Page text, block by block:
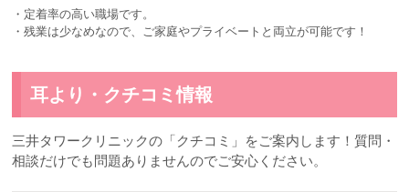
・定着率の高い職場です。
・残業は少なめなので、ご家庭やプライベートと両立が可能です！
耳より・クチコミ情報
三井タワークリニックの「クチコミ」をご案内します！質問・
相談だけでも問題ありませんのでご安心ください。